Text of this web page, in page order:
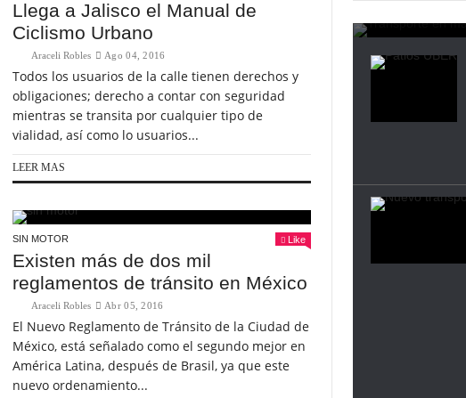
Llega a Jalisco el Manual de
Ciclismo Urbano
Araceli Robles Ago 04, 2016
Todos los usuarios de la calle tienen derechos y
obligaciones; derecho a contar con seguridad
mientras se transita por cualquier tipo de
vialidad, así como lo usuarios...
LEER MAS
SIN MOTOR Like
Existen más de dos mil
reglamentos de tránsito en México
Araceli Robles Abr 05, 2016
El Nuevo Reglamento de Tránsito de la Ciudad de
México, está señalado como el segundo mejor en
América Latina, después de Brasil, ya que este
nuevo ordenamiento...